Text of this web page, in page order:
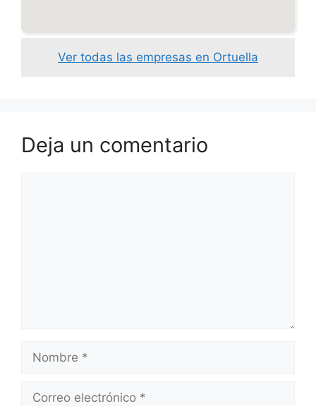
Ver todas las empresas en Ortuella
Deja un comentario
Nombre
Correo